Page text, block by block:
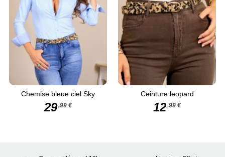
Chemise bleue ciel Sky
29,99 €
Ceinture leopard
12,99 €